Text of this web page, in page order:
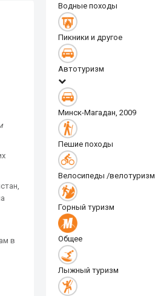
в
Водные походы
Пикники и другое
Автотуризм
Минск-Магадан, 2009
Пешие походы
Велосипеды /велотуризм
Горный туризм
Общее
Лыжный туризм